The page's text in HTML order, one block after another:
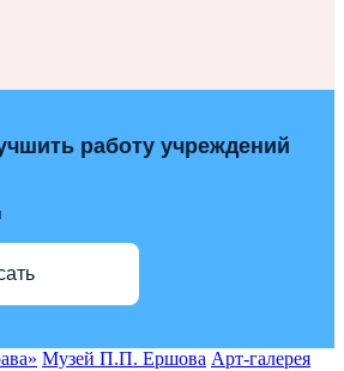
работу учреждений
Музей П.П. Ершова Арт-галерея